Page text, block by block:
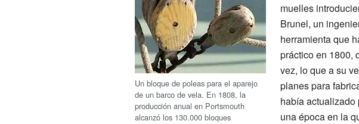
Un bloque de poleas para el aparejo
de un barco de vela. En 1808, la
producción anual en Portsmouth
alcanzó los 130.000 bloques
muelles
Brunel, un
herramienta que
práctico en 1800,
vez, lo que a su
planes para
había actualizado
una época en la